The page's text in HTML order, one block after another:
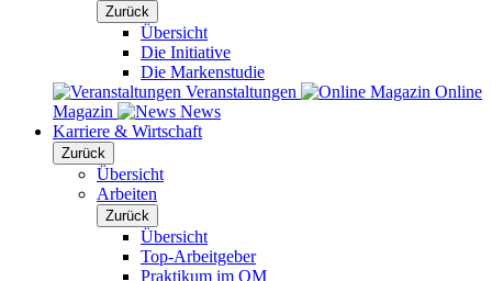
Zurück
Übersicht
Die Initiative
Die Markenstudie
Veranstaltungen
Online
Magazin
News
Karriere & Wirtschaft
Zurück
Übersicht
Arbeiten
Zurück
Übersicht
Top-Arbeitgeber
Praktikum im OM